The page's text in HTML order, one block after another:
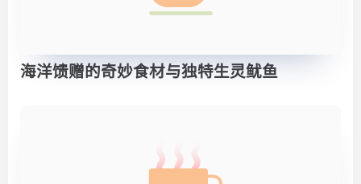
海洋馈赠的奇妙食材与独特生灵鱿鱼